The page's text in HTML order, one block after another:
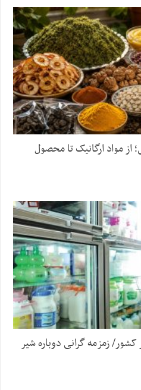
مواد ارگانیک تا محصول
زمزمه گرانی دوباره شیر